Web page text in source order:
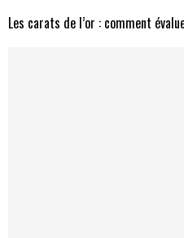
Les carats de l’or : comment